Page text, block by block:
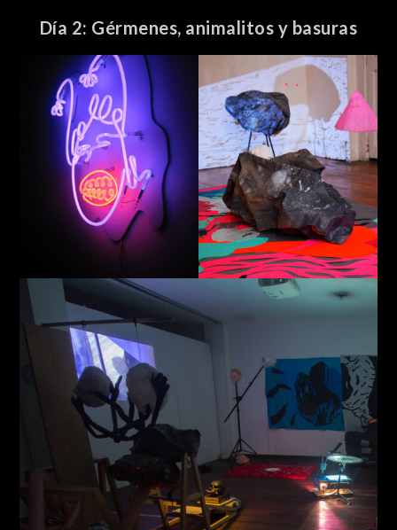
Día 2: Gérmenes, animalitos y basuras